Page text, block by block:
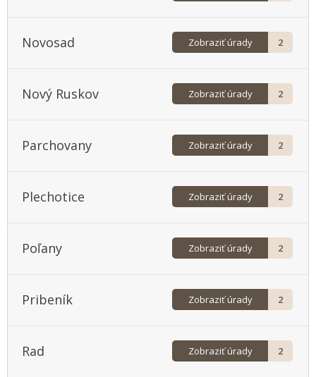
Novosad Zobraziť úrady 2
Nový Ruskov Zobraziť úrady 2
Parchovany Zobraziť úrady 2
Plechotice Zobraziť úrady 2
Poľany Zobraziť úrady 2
Pribeník Zobraziť úrady 2
Rad Zobraziť úrady 2